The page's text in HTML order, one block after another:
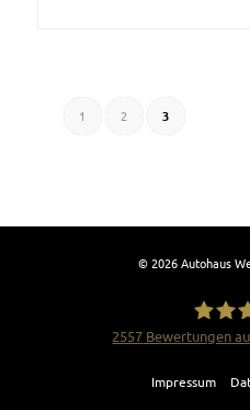
1 2 3
© 2026 Autohaus
Impressum
2557 Bewertungen